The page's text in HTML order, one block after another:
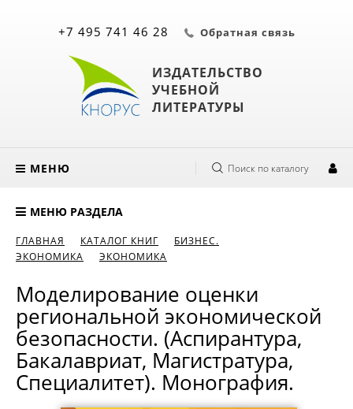
ИЗДАТЕЛЬСТВО
УЧЕБНОЙ
ЛИТЕРАТУРЫ
+7 495 741 46 28 Обратная связь
МЕНЮ Поиск по каталогу
МЕНЮ РАЗДЕЛА
ГЛАВНАЯ КАТАЛОГ КНИГ
БИЗНЕС.
ЭКОНОМИКА
ЭКОНОМИКА
Моделирование оценки
региональной экономической
безопасности. (Аспирантура,
Бакалавриат, Магистратура,
Специалитет). Монография.